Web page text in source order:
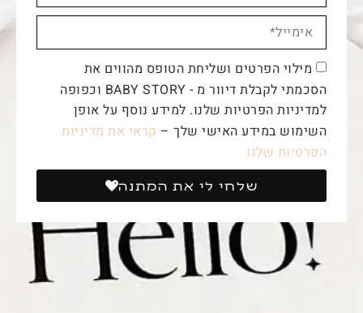
מילוי הפרטים ושליחת הטופס מהווים את
הסכמתי לקבלת דיוור מ - BABY STORY וכפופה
למדיניות הפרטיות שלנו. למידע נוסף על אופן
השימוש במידע האישי שלך – קראי את מדיניות
הפרטיות שלנו
שלחי לי את המתנה